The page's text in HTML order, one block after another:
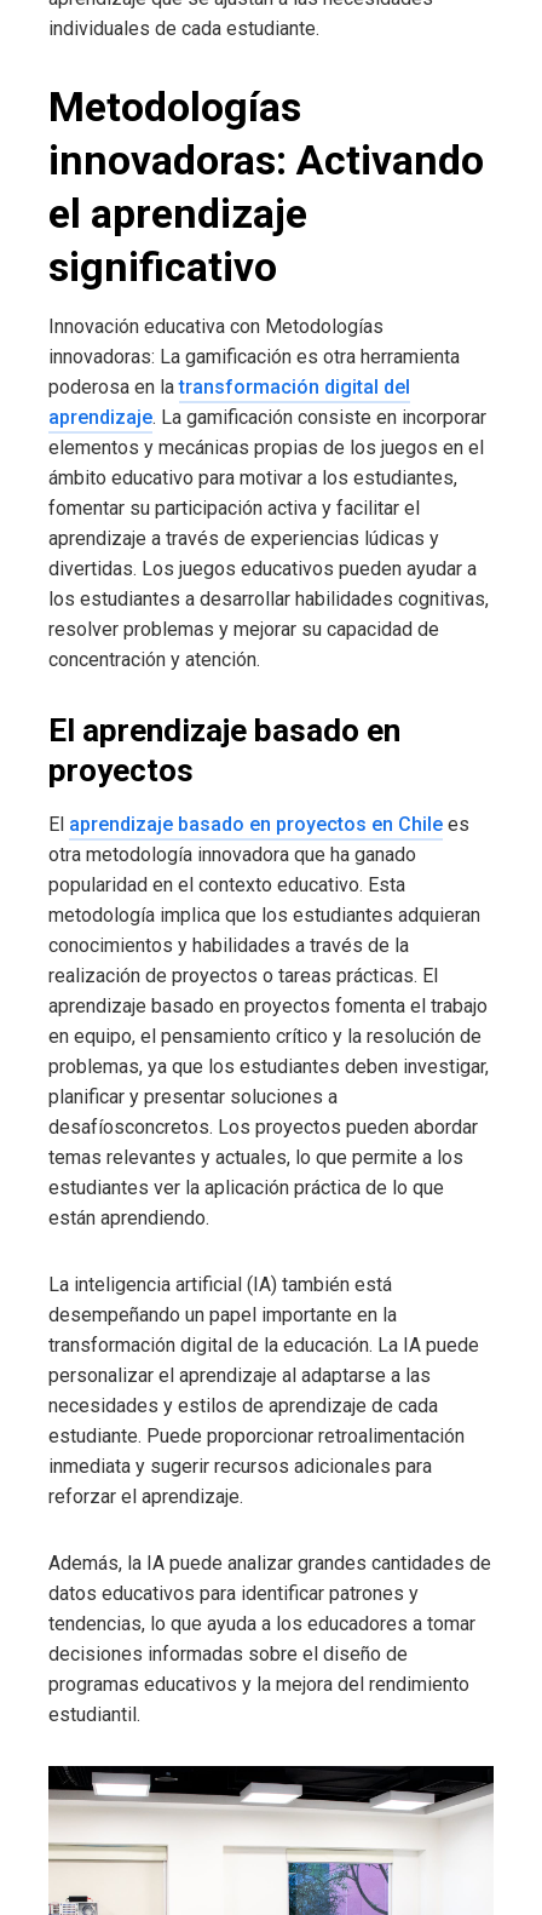
individuales de cada estudiante.
Metodologías
innovadoras: Activando
el aprendizaje
significativo
Innovación educativa con Metodologías
innovadoras: La gamificación es otra herramienta
poderosa en latransformación digital del
aprendizaje. La gamificación consiste en incorporar
elementos y mecánicas propias de los juegos en el
ámbito educativo para motivar a los estudiantes,
fomentar su participación activa y facilitar el
aprendizaje a través de experiencias lúdicas y
divertidas. Los juegos educativos pueden ayudar a
los estudiantes a desarrollar habilidades cognitivas,
resolver problemas y mejorar su capacidad de
concentración y atención.
El aprendizaje basado en
proyectos
El aprendizaje basado en proyectos en Chile es
otra metodología innovadora que ha ganado
popularidad en el contexto educativo. Esta
metodología implica que los estudiantes adquieran
conocimientos y habilidades a través de la
realización de proyectos o tareas prácticas. El
aprendizaje basado en proyectos fomenta el trabajo
en equipo, el pensamiento crítico y la resolución de
problemas, ya que los estudiantes deben investigar,
planificar y presentar soluciones a
desafíosconcretos. Los proyectos pueden abordar
temas relevantes y actuales, lo que permite a los
estudiantes ver la aplicación práctica de lo que
están aprendiendo.
La inteligencia artificial (IA) también está
desempeñando un papel importante en la
transformación digital de la educación. La IA puede
personalizar el aprendizaje al adaptarse a las
necesidades y estilos de aprendizaje de cada
estudiante. Puede proporcionar retroalimentación
inmediata y sugerir recursos adicionales para
reforzar el aprendizaje.
Además, la IA puede analizar grandes cantidades de
datos educativos para identificar patrones y
tendencias, lo que ayuda a los educadores a tomar
decisiones informadas sobre el diseño de
programas educativos y la mejora del rendimiento
estudiantil.